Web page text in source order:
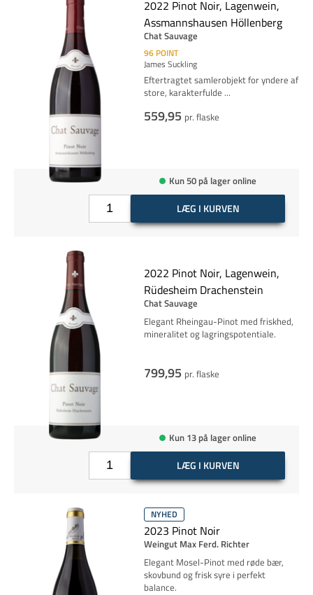
2022 Pinot Noir, Lagenwein,
Assmannshausen Höllenberg
Chat Sauvage
96 POINT
James Suckling
Eftertragtet samlerobjekt for yndere af
store, karakterfulde ...
559,95 pr. flaske
Kun 50 på lager online
LÆG I KURVEN
2022 Pinot Noir, Lagenwein,
Rüdesheim Drachenstein
Chat Sauvage
Elegant Rheingau-Pinot med friskhed,
mineralitet og lagringspotentiale.
799,95 pr. flaske
Kun 13 på lager online
LÆG I KURVEN
NYHED
2023 Pinot Noir
Weingut Max Ferd. Richter
Elegant Mosel-Pinot med røde bær,
skovbund og frisk syre i perfekt
balance.